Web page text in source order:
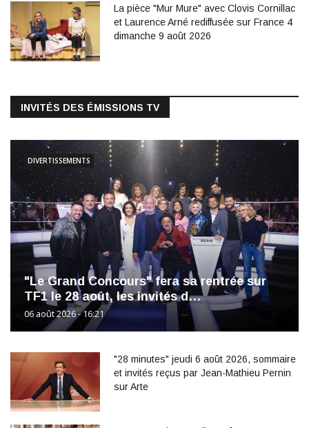
La pièce "Mur Mure" avec Clovis Cornillac
et Laurence Arné rediffusée sur France 4
dimanche 9 août 2026
INVITÉS DES ÉMISSIONS TV
"Le Grand Concours" fera sa rentrée sur
TF1 le 28 août, les invités d…
06 août 2026 - 16:21
DIVERTISSEMENTS
"28 minutes" jeudi 6 août 2026, sommaire
et invités reçus par Jean-Mathieu Pernin
sur Arte